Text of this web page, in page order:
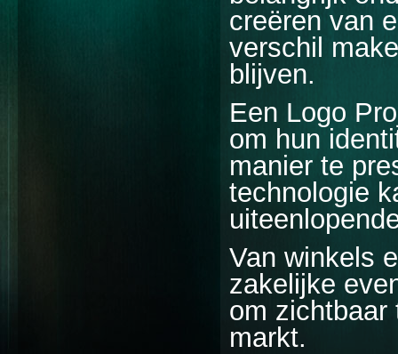
creëren van
verschil
blijven.
Een Logo
om hun
manier te
technologie
Van winkels
zakelijke
om zichtbaar
markt.